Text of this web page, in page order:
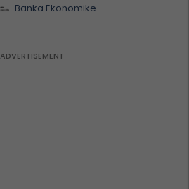
Banka Ekonomike